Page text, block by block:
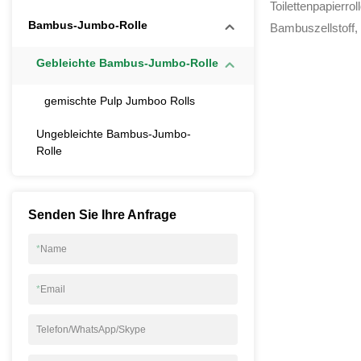
Bambus-Jumbo-Rolle
Gebleichte Bambus-Jumbo-Rolle
​gemischte Pulp Jumboo Rolls
Ungebleichte Bambus-Jumbo-
Rolle
Senden Sie Ihre Anfrage
*Name
*Email
Telefon/WhatsApp/Skype
Papier